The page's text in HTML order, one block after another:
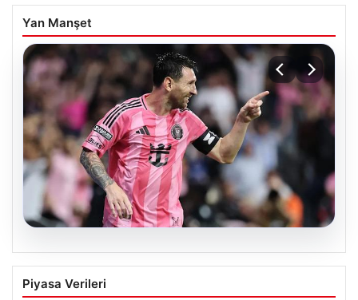
Yan Manşet
06.08.2026
Dünya Kupası sonrası da durmuyor!
Messi yapacağını yaptı
Piyasa Verileri